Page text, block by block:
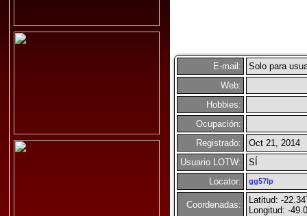
E-mail:
Solo para
Web:
Hobbies:
Ocupación:
Registrado:
Oct 21, 2014
Usuario LOTW:
SÍ
Locator:
gg57lp
Coordenadas:
Latitud: -
Longitud: -